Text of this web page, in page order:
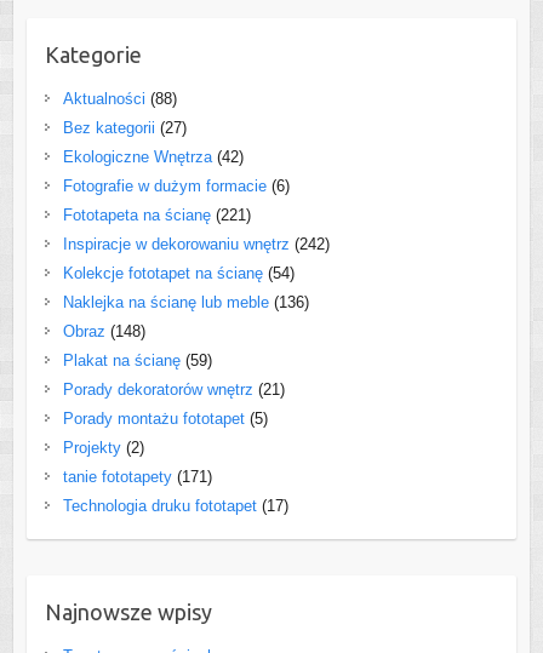
Kategorie
Aktualności (88)
Bez kategorii (27)
Ekologiczne Wnętrza(42)
Fotografie w dużym formacie(6)
Fototapeta na ścianę(221)
Inspiracje w dekorowaniu wnętrz (242)
Kolekcje fototapet na ścianę(54)
Naklejka na ścianę lub meble(136)
Obraz (148)
Plakat na ścianę(59)
Porady dekoratorów wnętrz (21)
Porady montażu fototapet(5)
Projekty(2)
tanie fototapety(171)
Technologia druku fototapet(17)
Najnowsze wpisy